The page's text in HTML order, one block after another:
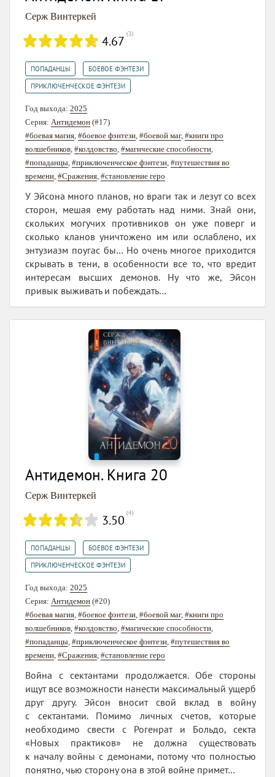
Серж Винтеркей
4.67 (3)
ПОПАДАНЦЫ БОЕВОЕ ФЭНТЕЗИ
ПРИКЛЮЧЕНЧЕСКОЕ ФЭНТЕЗИ
Год выхода: 2025
Серия: Антидемон (#17)
#боевая магия, #боевое фэнтези, #боевой маг, #книги про
волшебников, #колдовство, #магические способности,
#попаданцы, #приключенческое фэнтези, #путешествия во
времени, #Сражения, #становление геро
У Эйсона много планов, но враги так и лезут со всех
сторон, мешая ему работать над ними. Знай они,
скольких могучих противников он уже поверг и
сколько кланов уничтожено им или ослаблено, их
энтузиазм поугас бы… Но очень многое приходится
скрывать в тени, в особенности все то, что вредит
интересам высших демонов. Ну что же, Эйсон
привык выживать и побеждать…
Антидемон. Книга 20
Серж Винтеркей
3.50 (4)
ПОПАДАНЦЫ БОЕВОЕ ФЭНТЕЗИ
ПРИКЛЮЧЕНЧЕСКОЕ ФЭНТЕЗИ
Год выхода: 2025
Серия: Антидемон (#20)
#боевая магия, #боевое фэнтези, #боевой маг, #книги про
волшебников, #колдовство, #магические способности,
#попаданцы, #приключенческое фэнтези, #путешествия во
времени, #Сражения, #становление геро
Война с сектантами продолжается. Обе стороны
ищут все возможности нанести максимальный ущерб
друг другу. Эйсон вносит свой вклад в войну
с сектантами. Помимо личных счетов, которые
необходимо свести с Рогенрат и Больдо, секта
«Новых практиков» не должна существовать
к началу войны с демонами, потому что полностью
понятно, чью сторону она в этой войне примет…